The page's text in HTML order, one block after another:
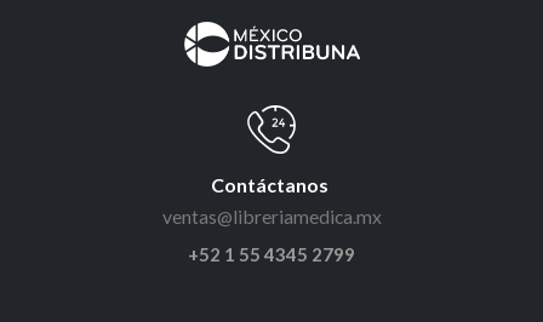
Contáctanos
ventas@libreriamedica.mx
+52 1 55 4345 2799